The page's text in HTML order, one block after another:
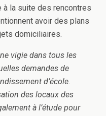
à la suite des rencontres
avoir des plans
domiciliaires.
vigie dans tous les
demandes de
d’école.
des locaux des
à l’étude pour